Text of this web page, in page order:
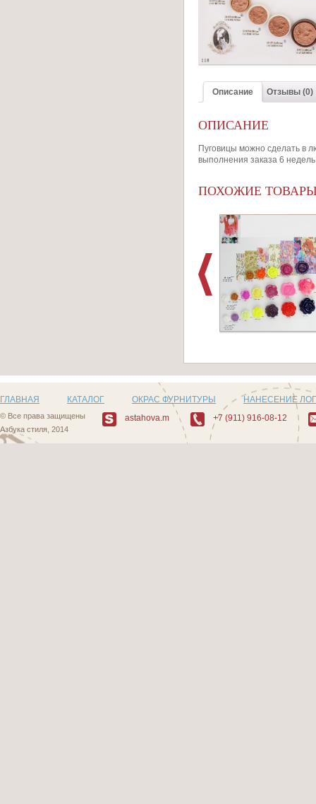
Описание Отзывы (0)
ОПИСАНИЕ
Пуговицы можно сделать в
выполнения заказа 6
ПОХОЖИЕ
ГЛАВНАЯ КАТАЛОГ ОКРАС ФУРНИТУРЫ НАНЕСЕНИЕ
© Все права защищены
Азбука стиля, 2014
astahova.m +7 (911) 916-08-12